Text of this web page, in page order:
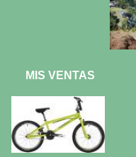
MIS VENTAS